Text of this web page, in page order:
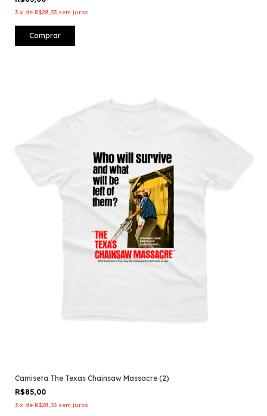
3 x de R$28,33 sem juros
Comprar
Camiseta The Texas Chainsaw Massacre (2)
R$85,00
3 x de R$28,33 sem juros